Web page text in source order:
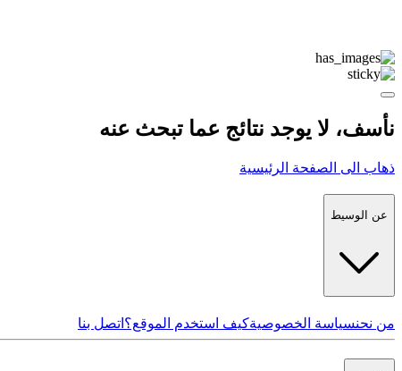
نأسف، لا يوجد نتائج عما تبحث عنه
ذهاب الى الصفحة الرئيسية
عن الوسيط
من نحنسياسة الخصوصيةكيف استخدم الموقع؟ اتصل بنا